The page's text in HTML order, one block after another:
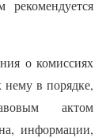
о комиссиях
нему в порядке,
актом
информации,